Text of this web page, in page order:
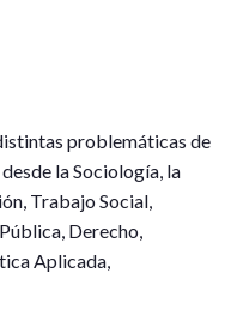
problemáticas de
la Sociología, la
Trabajo Social,
Derecho,
Aplicada,